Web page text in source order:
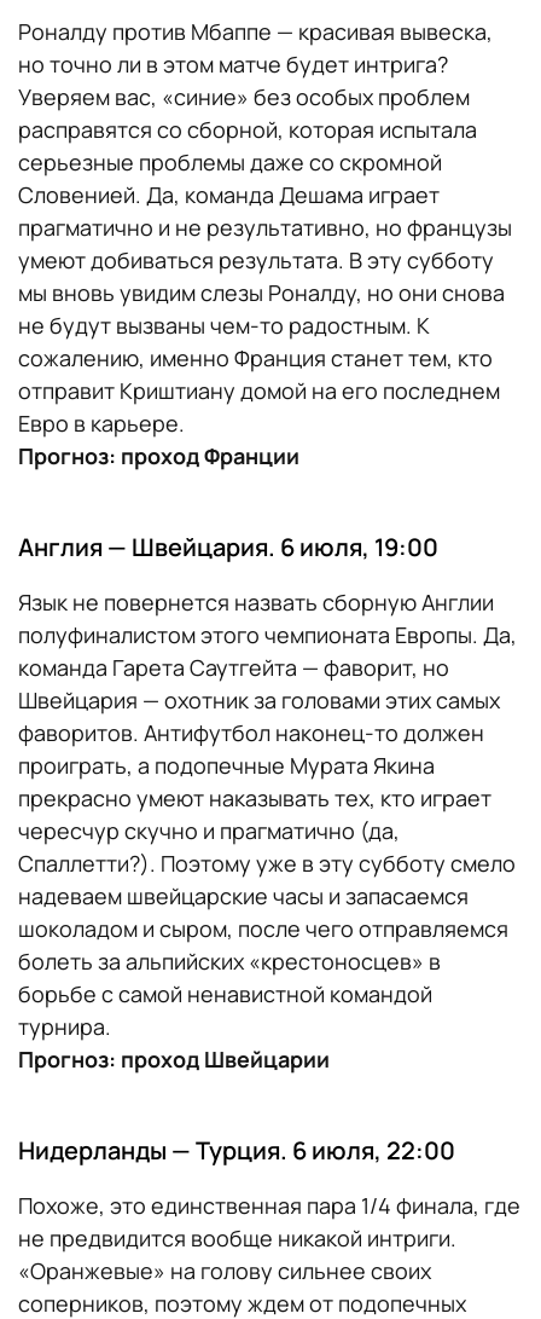
Роналду против Мбаппе — красивая вывеска,
но точно ли в этом матче будет интрига?
Уверяем вас, «синие» без особых проблем
расправятся со сборной, которая испытала
серьезные проблемы даже со скромной
Словенией. Да, команда Дешама играет
прагматично и не результативно, но французы
умеют добиваться результата. В эту субботу
мы вновь увидим слезы Роналду, но они снова
не будут вызваны чем-то радостным. К
сожалению, именно Франция станет тем, кто
отправит Криштиану домой на его последнем
Евро в карьере.
Прогноз: проход Франции
Англия — Швейцария. 6 июля, 19:00
Язык не повернется назвать сборную Англии
полуфиналистом этого чемпионата Европы. Да,
команда Гарета Саутгейта — фаворит, но
Швейцария — охотник за головами этих самых
фаворитов. Антифутбол наконец-то должен
проиграть, а подопечные Мурата Якина
прекрасно умеют наказывать тех, кто играет
чересчур скучно и прагматично (да,
Спаллетти?). Поэтому уже в эту субботу смело
надеваем швейцарские часы и запасаемся
шоколадом и сыром, после чего отправляемся
болеть за альпийских «крестоносцев» в
борьбе с самой ненавистной командой
турнира.
Прогноз: проход Швейцарии
Нидерланды — Турция. 6 июля, 22:00
Похоже, это единственная пара 1/4 финала, где
не предвидится вообще никакой интриги.
«Оранжевые» на голову сильнее своих
соперников, поэтому ждем от подопечных